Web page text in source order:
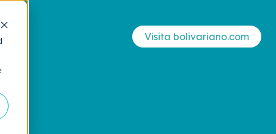
Visita bolivariano.com